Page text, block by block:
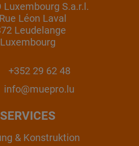
Luxembourg S.a.r.l.
Léon Laval
Leudelange
Luxembourg
+352 29 62 48
info@muepro.lu
SERVICES
& Konstruktion